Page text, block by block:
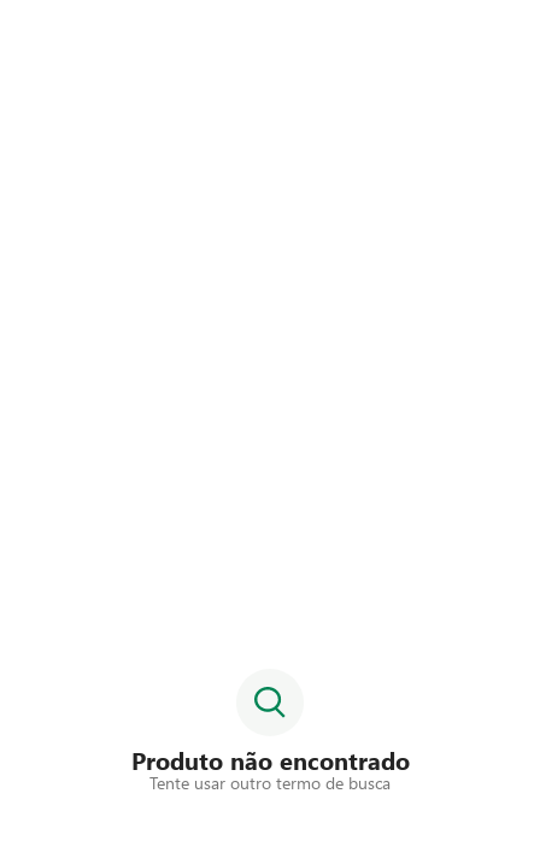
Produto não encontrado
Tente usar outro termo de busca